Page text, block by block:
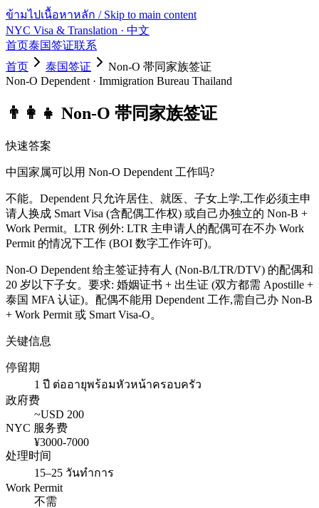
ข้ามไปเนื้อหาหลัก / Skip to main content
NYC Visa & Translation · 中文
首页泰国签证联系
首页
泰国签证
Non-O 帯同家族签证
Non-O Dependent · Immigration Bureau Thailand
👨‍👩‍👧 Non-O 帯同家族签证
快速答案
中国家属可以用 Non-O Dependent 工作吗?
不能。Dependent 只允许居住、就医、子女上学,工作必须主申
请人换成 Smart Visa (含配偶工作权) 或自己办独立的 Non-B +
Work Permit。LTR 例外: LTR 主申请人的配偶可在不办 Work
Permit 的情况下工作 (BOI 数字工作许可)。
Non-O Dependent 给主签证持有人 (Non-B/LTR/DTV) 的配偶和
20 岁以下子女。要求: 婚姻证书 + 出生证 (双方都需 Apostille +
泰国 MFA 认证)。配偶不能用 Dependent 工作,需自己办 Non-B
+ Work Permit 或 Smart Visa-O。
关键信息
停留期
1 ปี ต่ออายุพร้อมหัวหน้าครอบครัว
政府费
~USD 200
NYC 服务费
¥3000-7000
处理时间
15–25 วันทำการ
Work Permit
不需